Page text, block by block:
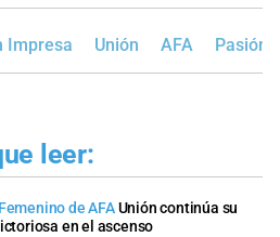
Impresa Unión AFA Pasión
leer:
de AFAUnión continúa su
en el ascenso